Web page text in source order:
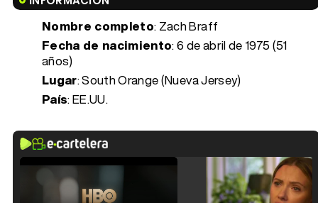
Nombre completo: Zach Braff
Fecha de nacimiento:6 de abril de 1975 (51
años)
Lugar: South Orange (Nueva Jersey)
País: EE.UU.